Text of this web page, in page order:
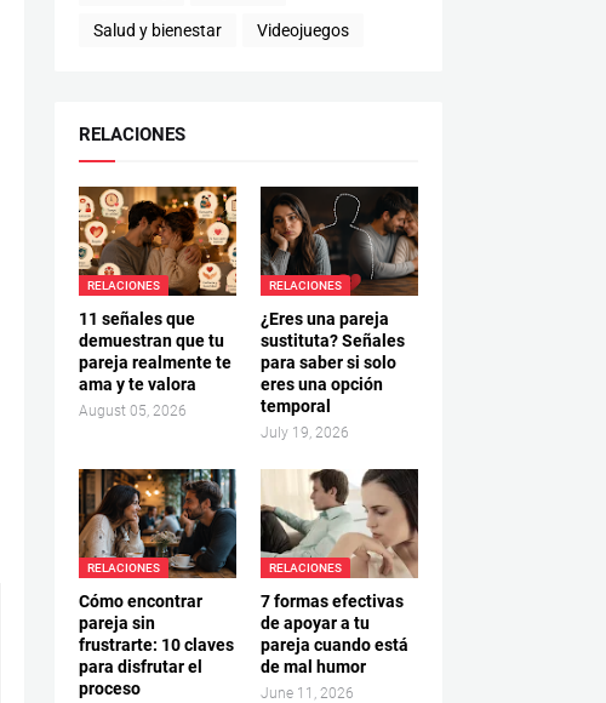
Salud y bienestar Videojuegos
RELACIONES
RELACIONES
11 señales que
demuestran que tu
pareja realmente te
ama y te valora
August 05, 2026
RELACIONES
¿Eres una pareja
sustituta? Señales
para saber si solo
eres una opción
temporal
July 19, 2026
RELACIONES
Cómo encontrar
pareja sin
frustrarte: 10 claves
para disfrutar el
proceso
RELACIONES
7 formas efectivas
de apoyar a tu
pareja cuando está
de mal humor
June 11, 2026